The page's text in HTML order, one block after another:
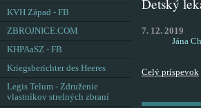
Detský
7. 12. 2019
Jána
Celý príspevok
KVH Západ - FB
ZBROJNICE.COM
KHPAaSZ - FB
Kriegsberichter des Heeres
Legis Telum - Združenie
vlastníkov strelných zbraní